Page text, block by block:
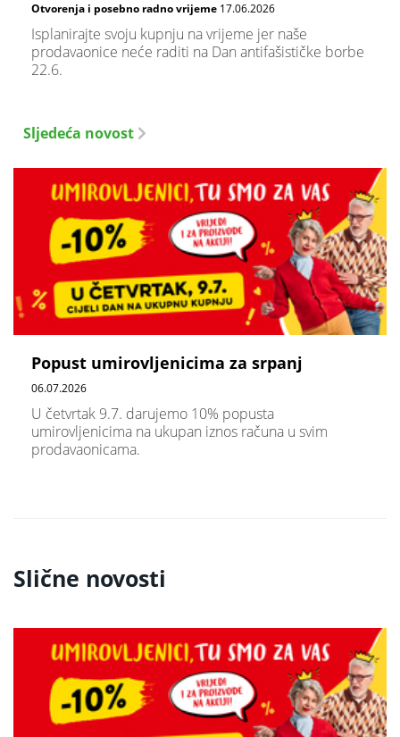
Otvorenja i posebno radno vrijeme 17.06.2026
Isplanirajte svoju kupnju na vrijeme jer naše
prodavaonice neće raditi na Dan antifašističke borbe
22.6.
Sljedeća novost
Popust umirovljenicima za srpanj
06.07.2026
U četvrtak 9.7. darujemo 10% popusta
umirovljenicima na ukupan iznos računa u svim
prodavaonicama.
Slične novosti